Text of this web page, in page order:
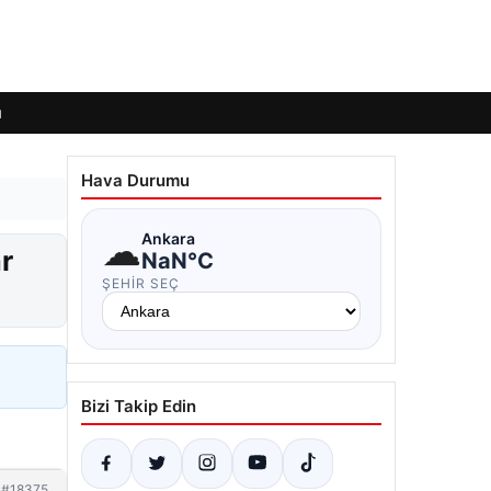
Hava Durumu
☁Ankara
NaN°C
ŞEHIR SEÇ
Bizi Takip Edin